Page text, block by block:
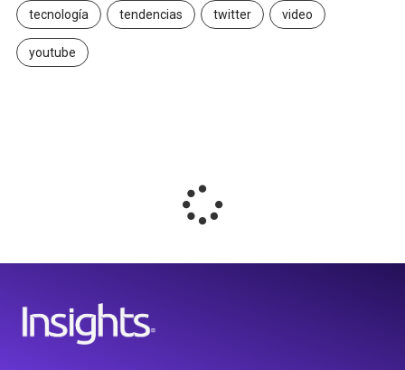
tecnología tendencias twitter video
youtube